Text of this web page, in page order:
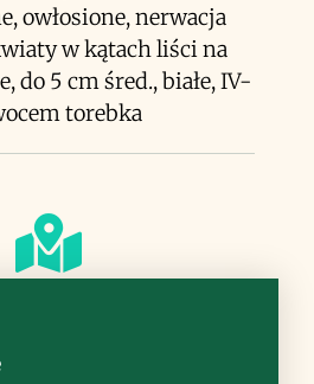
owłosione, nerwacja
w kątach liści na
do 5 cm śred., białe, IV-
torebka